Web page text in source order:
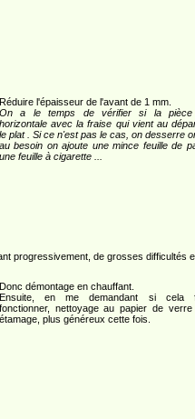
Réduire l'épaisseur de l'avant de 1 mm.
On a le temps de vérifier si la
horizontale avec la fraise qui vient au
le plat . Si ce n'est pas le cas, on desserre
au besoin on ajoute une mince feuille de
une feuille à cigarette ...
progressivement, de grosses difficultés
Donc démontage en chauffant.
Ensuite, en me demandant si cela
fonctionner, nettoyage au papier de verre
étamage, plus généreux cette fois.